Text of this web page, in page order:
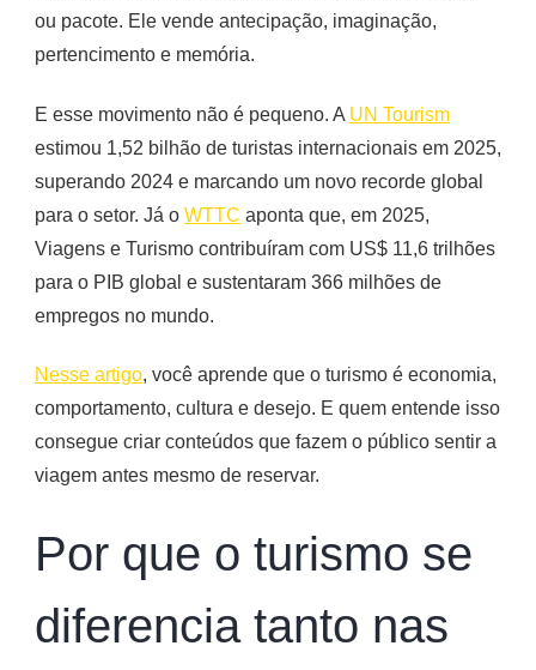
ou pacote. Ele vende antecipação, imaginação,
pertencimento e memória.
E esse movimento não é pequeno. A UN Tourism
estimou 1,52 bilhão de turistas internacionais em 2025,
superando 2024 e marcando um novo recorde global
para o setor. Já o WTTC aponta que, em 2025,
Viagens e Turismo contribuíram com US$ 11,6 trilhões
para o PIB global e sustentaram 366 milhões de
empregos no mundo.
Nesse artigo, você aprende que o turismo é economia,
comportamento, cultura e desejo. E quem entende isso
consegue criar conteúdos que fazem o público sentir a
viagem antes mesmo de reservar.
Por que o turismo se
diferencia tanto nas